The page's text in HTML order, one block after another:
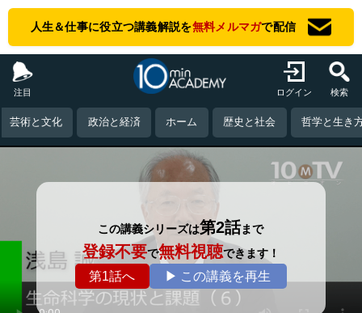
人生＆仕事に役立つ講義解説を無料メルマガで配信
注目 ログイン 検索
芸術と文化 政治と経済 ホーム 歴史と社会 哲学と生き
この講義シリーズは第2話まで
登録不要で無料視聴できます！
第1話へ ▶ この講義を再生